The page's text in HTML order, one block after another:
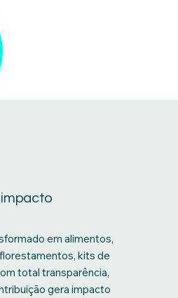
em alimentos,
kits de
total transparência,
gera impacto